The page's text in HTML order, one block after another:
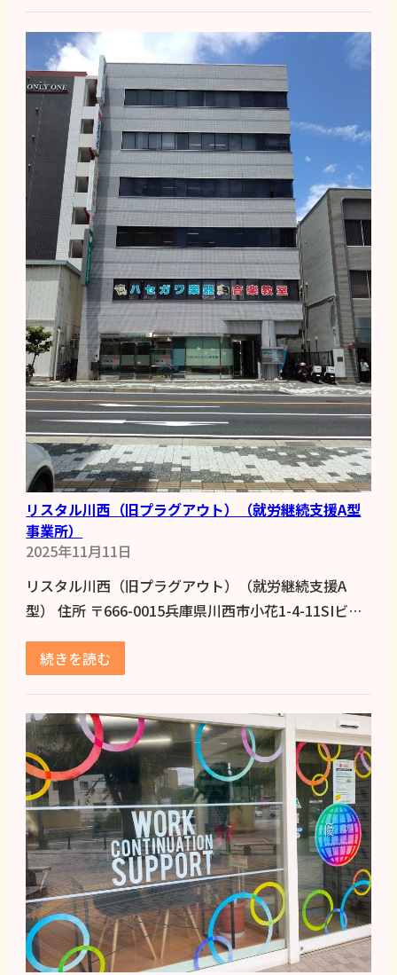
リスタル川西（旧プラグアウト）（就労継続支援A型
事業所）
2025年11月11日
リスタル川西（旧プラグアウト）（就労継続支援A
型） 住所 〒666-0015兵庫県川西市小花1-4-11SIビ…
続きを読む